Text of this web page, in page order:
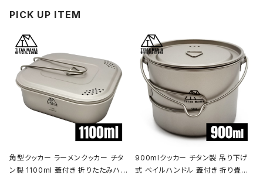
PICK UP ITEM
角型クッカー ラーメンクッカー チタ
ン製 1100ml 蓋付き 折りたたみハン
900mlクッカー チタン製 吊り下げ
式 ベイルハンドル 蓋付き 折り畳み